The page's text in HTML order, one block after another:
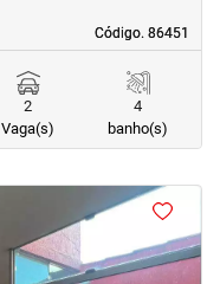
Código. 86451
Código. 86451
2
Vaga(s)
4
banho(s)